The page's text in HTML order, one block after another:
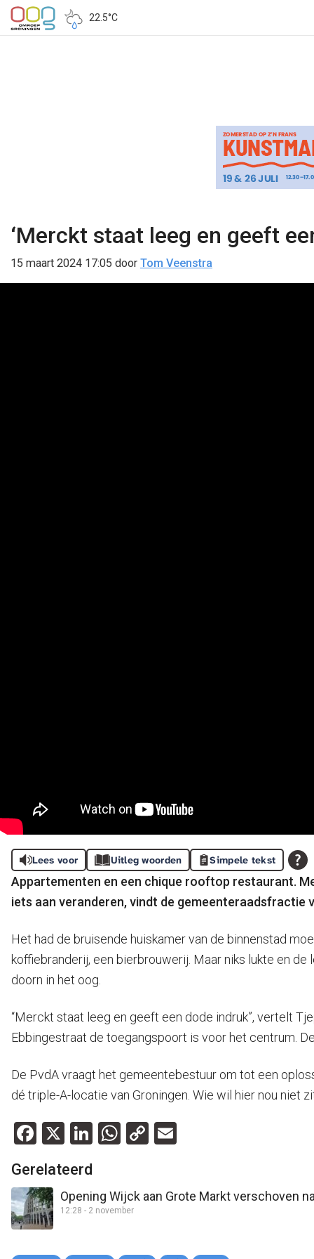
22.5°C
‘Merckt staat leeg en geeft
15 maart 2024 17:05 door Tom Veenstra
Lees voor Uitleg woorden Simpele tekst
Appartementen en een chique rooftop restaurant.
iets aan veranderen, vindt de gemeenteraadsfractie
Het had de bruisende huiskamer van de binnenstad
koffiebranderij, een bierbrouwerij. Maar niks lukte en
doorn in het oog.
“Merckt staat leeg en geeft een dode indruk”, vertelt
Ebbingestraat de toegangspoort is voor het centrum.
De PvdA vraagt het gemeentebestuur om tot een
dé triple-A-locatie van Groningen. Wie wil hier nou niet
Facebook
X LinkedIn
WhatsApp
Copy
Gerelateerd
Opening Wijck aan Grote Markt verschoven
12:28 - 2 november